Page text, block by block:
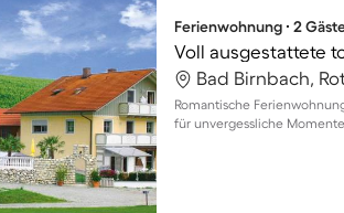
Ferienwohnung ∙ 2
Bad Birnbach,
Romantische
für unvergessliche